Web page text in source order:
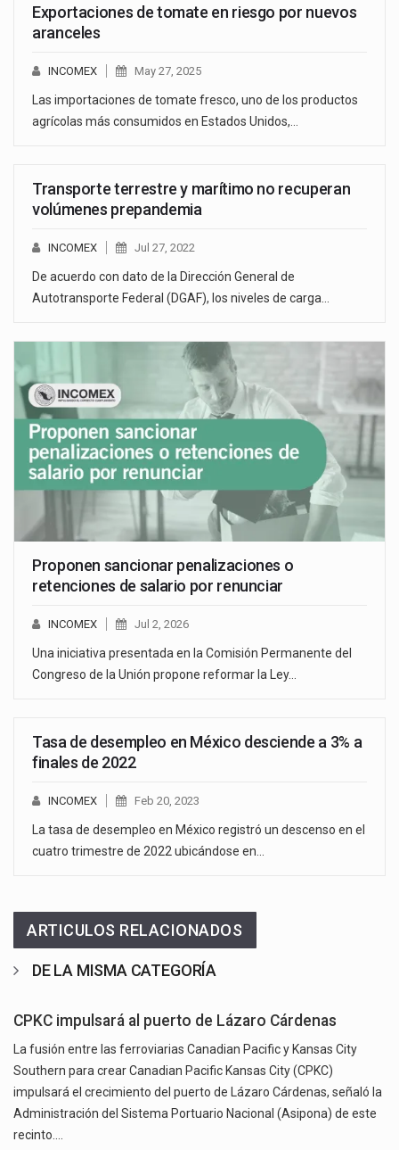
Exportaciones de tomate en riesgo por nuevos
aranceles
INCOMEX May 27, 2025
Las importaciones de tomate fresco, uno de los productos
agrícolas más consumidos en Estados Unidos,…
Transporte terrestre y marítimo no recuperan
volúmenes prepandemia
INCOMEX Jul 27, 2022
De acuerdo con dato de la Dirección General de
Autotransporte Federal (DGAF), los niveles de carga…
Proponen sancionar penalizaciones o
retenciones de salario por renunciar
INCOMEX Jul 2, 2026
Una iniciativa presentada en la Comisión Permanente del
Congreso de la Unión propone reformar la Ley…
Tasa de desempleo en México desciende a 3% a
finales de 2022
INCOMEX Feb 20, 2023
La tasa de desempleo en México registró un descenso en el
cuatro trimestre de 2022 ubicándose en…
ARTICULOS RELACIONADOS
DE LA MISMA CATEGORÍA
CPKC impulsará al puerto de Lázaro Cárdenas
La fusión entre las ferroviarias Canadian Pacific y Kansas City
Southern para crear Canadian Pacific Kansas City (CPKC)
impulsará el crecimiento del puerto de Lázaro Cárdenas, señaló la
Administración del Sistema Portuario Nacional (Asipona) de este
recinto.…